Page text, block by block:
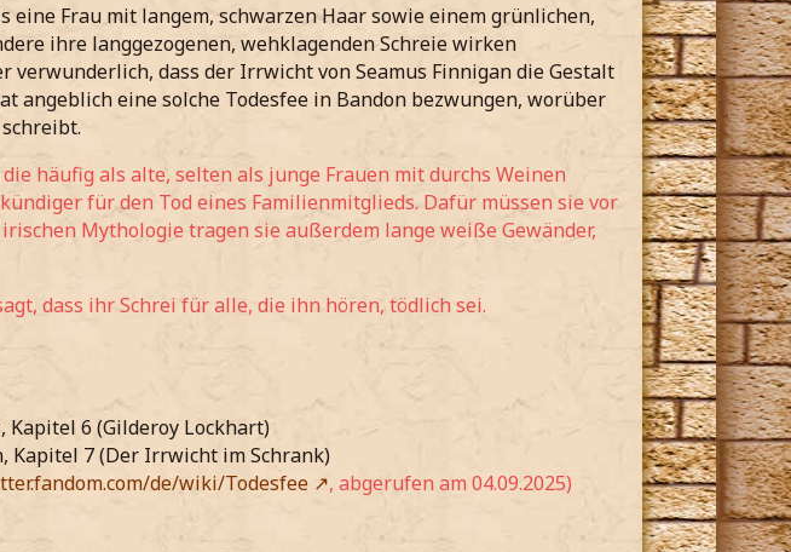
eine Frau mit langem, schwarzen Haar sowie einem grünlichen,
ihre langgezogenen, wehklagenden Schreie wirken
dass der Irrwicht von Seamus Finnigan die Gestalt
angeblich eine solche Todesfee in Bandon bezwungen, worüber
häufig als alte, selten als junge Frauen mit durchs Weinen
für den Tod eines Familienmitglieds. Dafür müssen sie vor
Mythologie tragen sie außerdem lange weiße Gewänder,
dass ihr Schrei für alle, die ihn hören, tödlich sei.
Kapitel 6 (Gilderoy Lockhart)
Kapitel 7 (Der Irrwicht im Schrank)
de/wiki/Todesfee , abgerufen am 04.09.2025)